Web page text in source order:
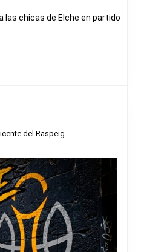
las chicas de Elche en partido
del Raspeig